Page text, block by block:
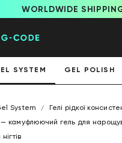
WORLDWIDE
SYSTEM GEL POLISH
System
Гелі рідкої
камуфлюючий гель для